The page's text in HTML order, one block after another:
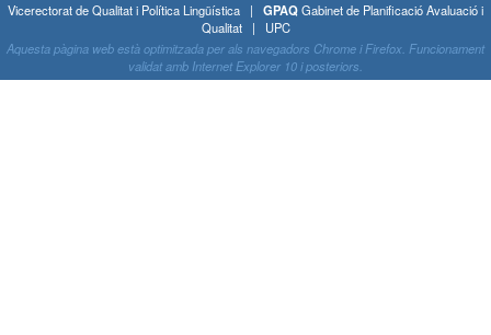
Vicerectorat de Qualitat i Política Lingüística | GPAQGabinet de Planificació Avaluació i
Qualitat | UPC
Aquesta pàgina web està optimitzada per als navegadors Chrome i Firefox. Funcionament
validat amb Internet Explorer 10 i posteriors.